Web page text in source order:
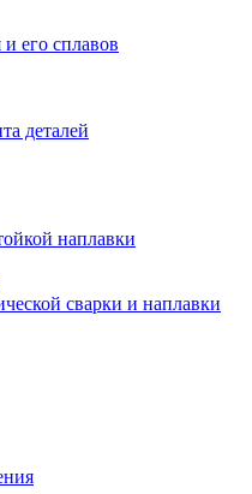
его сплавов
деталей
наплавки
сварки и наплавки